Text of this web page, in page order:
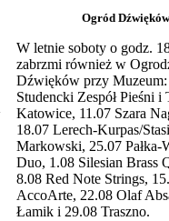
Ogród Dźwięków
W letnie soboty o godz.
zabrzmi również w
Dźwięków przy
Studencki Zespół Pieśni i
Katowice, 11.07 Szara
18.07 Lerech-Kurpas/
Markowski, 25.07 Pałka-
Duo, 1.08 Silesian Brass
8.08 Red Note Strings,
AccoArte, 22.08 Olaf
Łamik i 29.08 Traszno.